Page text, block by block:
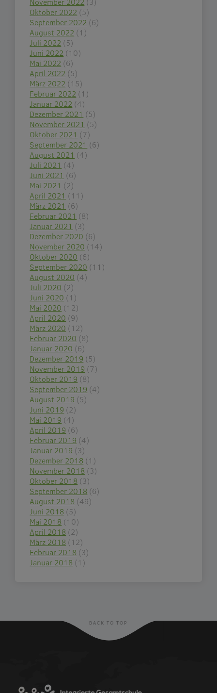
Oktober 2022 (5)
September 2022 (6)
August 2022 (1)
Juli 2022 (5)
Juni 2022 (10)
Mai 2022 (6)
April 2022 (5)
März 2022 (15)
Februar 2022 (1)
Januar 2022 (4)
Dezember 2021 (5)
November 2021 (5)
Oktober 2021 (7)
September 2021 (6)
August 2021 (4)
Juli 2021 (4)
Juni 2021 (6)
Mai 2021 (2)
April 2021 (11)
März 2021 (6)
Februar 2021 (8)
Januar 2021 (3)
Dezember 2020 (6)
November 2020 (14)
Oktober 2020 (6)
September 2020 (11)
August 2020 (4)
Juli 2020 (2)
Juni 2020 (1)
Mai 2020 (12)
April 2020 (9)
März 2020 (12)
Februar 2020 (8)
Januar 2020 (6)
Dezember 2019 (5)
November 2019 (7)
Oktober 2019 (8)
September 2019 (4)
August 2019 (5)
Juni 2019 (2)
Mai 2019 (4)
April 2019 (6)
Februar 2019 (4)
Januar 2019 (3)
Dezember 2018 (1)
November 2018 (3)
Oktober 2018 (3)
September 2018 (6)
August 2018 (49)
Juni 2018 (5)
Mai 2018 (10)
April 2018 (2)
März 2018 (12)
Februar 2018 (3)
Januar 2018 (1)
BACK TO TOP